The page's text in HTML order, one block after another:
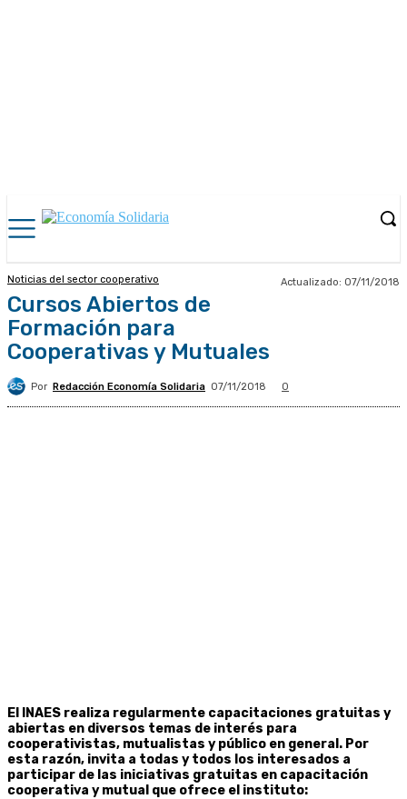
Noticias del sector cooperativo Actualizado: 07/11/2018
Cursos Abiertos de
Formación para
Cooperativas y Mutuales
Por Redacción Economía Solidaria 07/11/2018 0
El INAES realiza regularmente capacitaciones gratuitas y
abiertas en diversos temas de interés para
cooperativistas, mutualistas y público en general. Por
esta razón, invita a todas y todos los interesados a
participar de las iniciativas gratuitas en capacitación
cooperativa y mutual que ofrece el instituto: